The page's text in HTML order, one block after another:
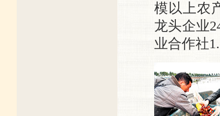
模以上农
龙头企业
业合作社